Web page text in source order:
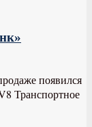
появился
Транспортное